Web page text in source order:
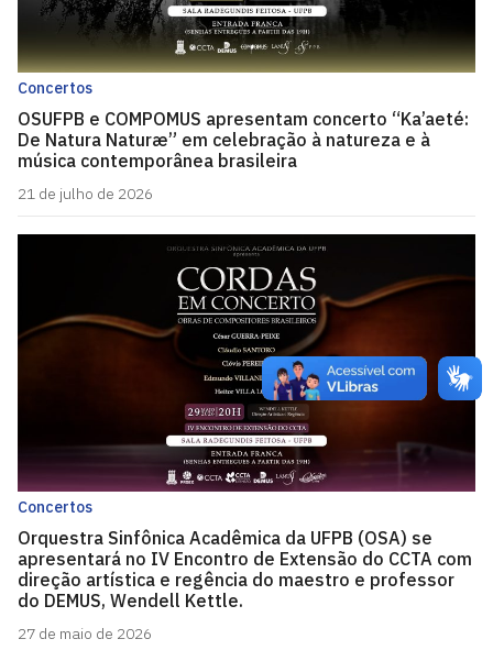
Concertos
OSUFPB e COMPOMUS apresentam concerto “Ka’aeté:
De Natura Naturæ” em celebração à natureza e à
música contemporânea brasileira
21 de julho de 2026
Concertos
Orquestra Sinfônica Acadêmica da UFPB (OSA) se
apresentará no IV Encontro de Extensão do CCTA com
direção artística e regência do maestro e professor
do DEMUS, Wendell Kettle.
27 de maio de 2026